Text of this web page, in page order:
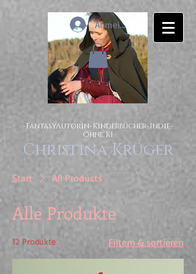
Anmelden
-FantasyAutorin-Kinderbücher-Indie-
Ohne KI
Christina Krüger
Start All Products
Alle Produkte
12 Produkte Filtern & sortieren